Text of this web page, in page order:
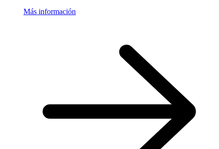
Más información